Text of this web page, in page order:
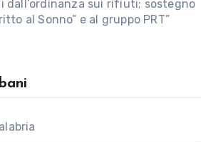
dall’ordinanza sui rifiuti; sostegno
al Sonno” e al gruppo PRT”